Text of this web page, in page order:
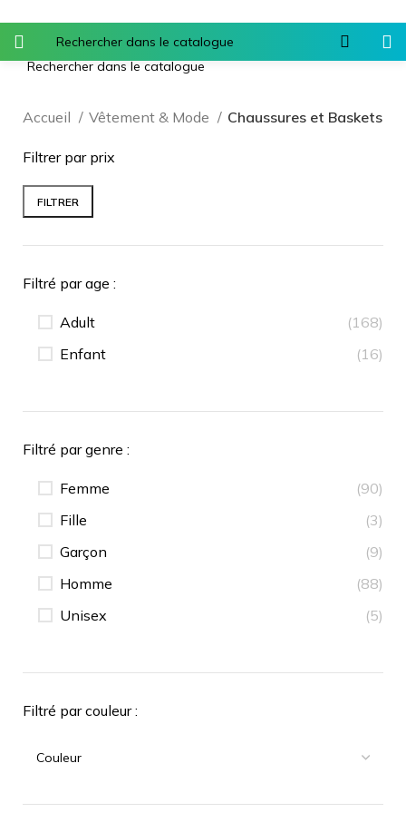
Accueil Vêtement & Mode Chaussures et Baskets
Filtrer par prix
FILTRER
Filtré par age :
Adult
(168)
Enfant
(16)
Filtré par genre :
Femme
(90)
Fille
(3)
Garçon
(9)
Homme
(88)
Unisex
(5)
Filtré par couleur :